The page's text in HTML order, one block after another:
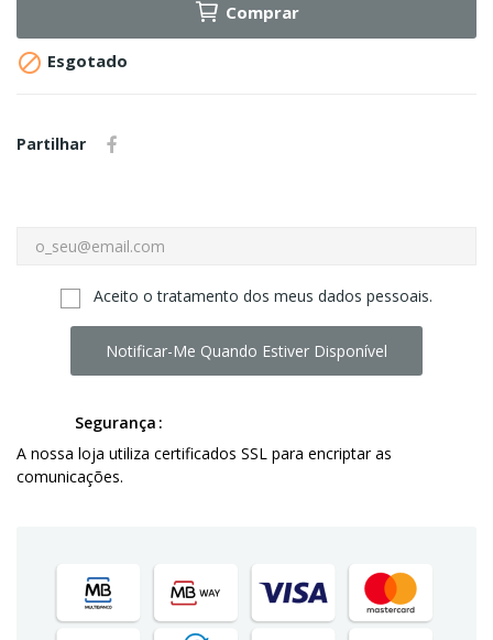
Comprar
 Esgotado
Partilhar
Aceito o tratamento dos meus dados pessoais.
Notificar-Me Quando Estiver Disponível
Segurança
A nossa loja utiliza certificados SSL para encriptar as
comunicações.